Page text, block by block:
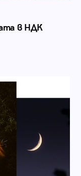
в НДК